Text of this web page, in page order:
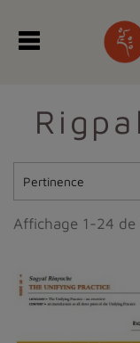
Pertinence
Affichage 1-24 de